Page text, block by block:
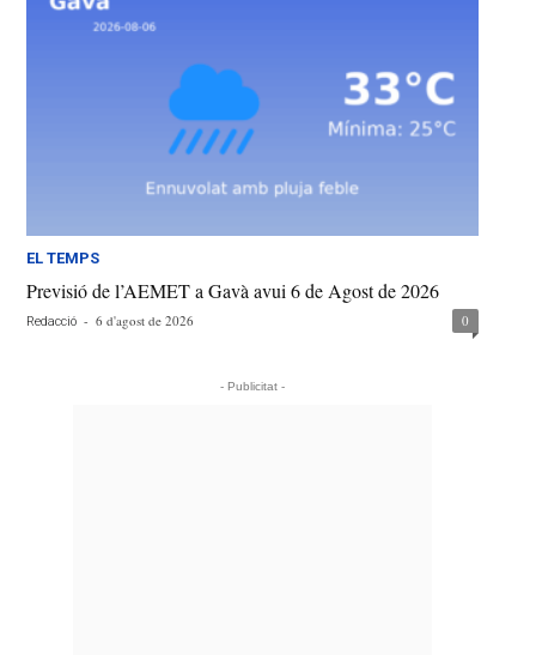
EL TEMPS
Previsió de l’AEMET a Gavà avui 6 de Agost de 2026
Redacció - 6 d'agost de 2026 0
- Publicitat -